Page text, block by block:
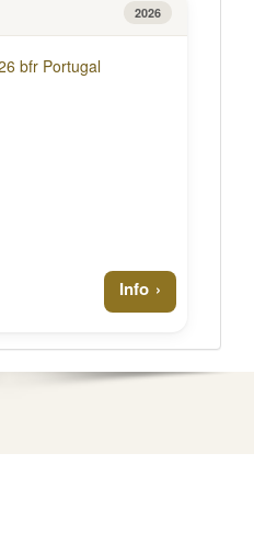
2026
bfr Portugal
Info